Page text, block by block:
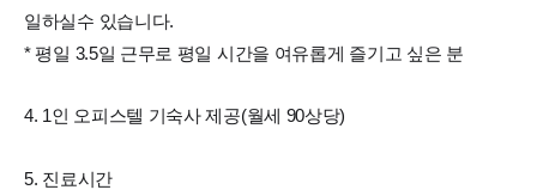
일하실수 있습니다.
* 평일 3.5일 근무로 평일 시간을 여유롭게 즐기고 싶은 분
4. 1인 오피스텔 기숙사 제공(월세 90상당)
5. 진료시간